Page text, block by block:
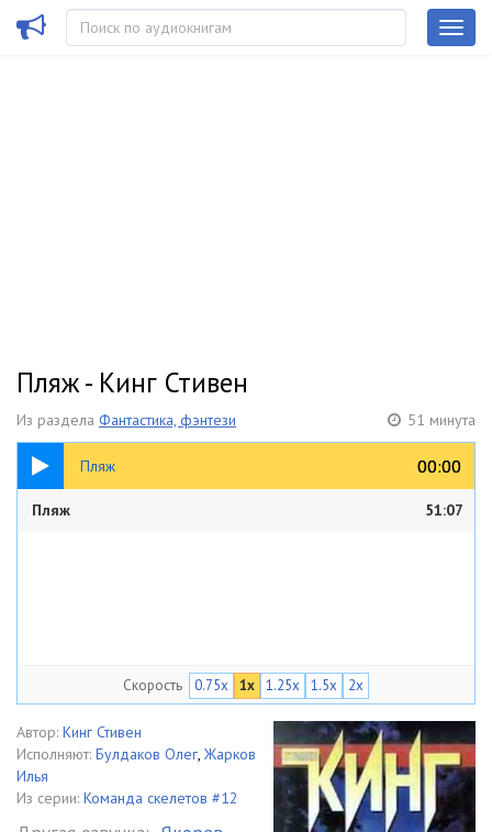
Пляж - Кинг Стивен
Из раздела Фантастика, фэнтези 51 минута
Пляж 00:00
00:00
51:07
Пляж 51:07
Скорость 0.75x 1x 1.25x 1.5x 2x
Автор: Кинг Стивен
Исполняют: Булдаков Олег, Жарков
Илья
Из серии: Команда скелетов #12